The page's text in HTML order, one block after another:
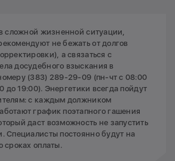
сложной жизненной ситуации,
не бежать от долгов
а связаться с
досудебного взыскания в
(383) 289-29-09 (пн-чт с 08:00
до 19:00). Энергетики всегда пойдут
с каждым должником
график поэтапного гашения
даст возможность не запустить
Специалисты постоянно будут на
сроках оплаты.